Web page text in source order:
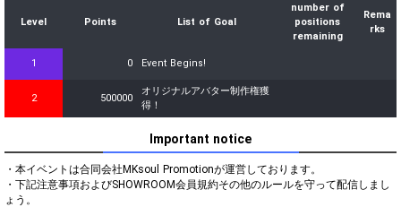
Level Points List of Goal
number of
positions
remaining
Rema
rks
1 0 Event Begins!
2 500000
オリジナルアバター制作権獲
得！
Important notice
・本イベントは合同会社MKsoul Promotionが運営しております。
・下記注意事項およびSHOWROOM会員規約その他のルールを守って配信しまし
ょう。